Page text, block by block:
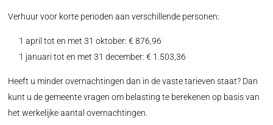
Verhuur voor korte perioden aan verschillende personen:
1 april tot en met 31 oktober: € 876,96
1 januari tot en met 31 december: € 1.503,36
Heeft u minder overnachtingen dan in de vaste tarieven staat? Dan
kunt u de gemeente vragen om belasting te berekenen op basis van
het werkelijke aantal overnachtingen.